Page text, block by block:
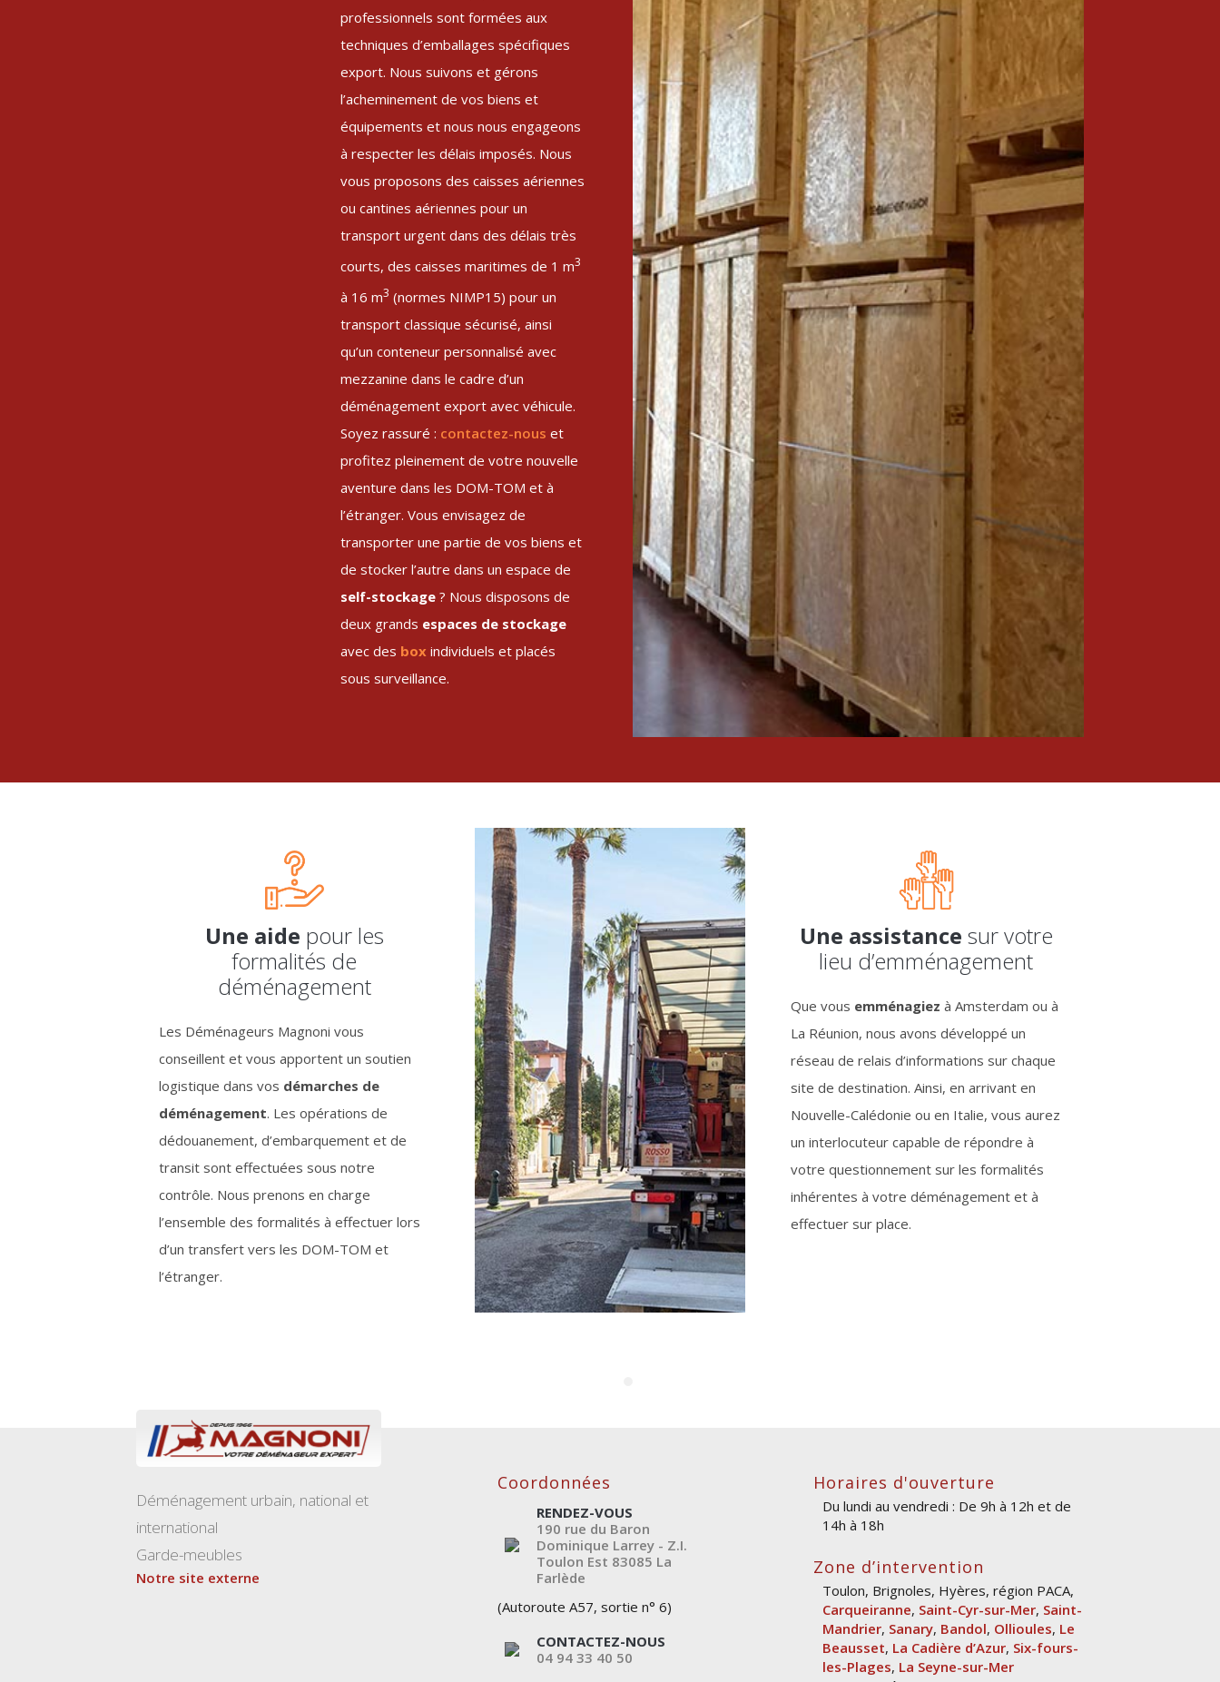
professionnels sont formées aux
techniques d’emballages spécifiques
export. Nous suivons et gérons
l’acheminement de vos biens et
équipements et nous nous engageons
à respecter les délais imposés. Nous
vous proposons des caisses aériennes
ou cantines aériennes pour un
transport urgent dans des délais très
courts, des caisses maritimes de 1 m3
à 16 m3 (normes NIMP15) pour un
transport classique sécurisé, ainsi
qu’un conteneur personnalisé avec
mezzanine dans le cadre d’un
déménagement export avec véhicule.
Soyez rassuré : contactez-nous et
profitez pleinement de votre nouvelle
aventure dans les DOM-TOM et à
l’étranger. Vous envisagez de
transporter une partie de vos biens et
de stocker l’autre dans un espace de
self-stockage ? Nous disposons de
deux grands espaces de stockage
avec des box individuels et placés
sous surveillance.
Une aide pour les
formalités de
déménagement
Les Déménageurs Magnoni vous
conseillent et vous apportent un soutien
logistique dans vos démarches de
déménagement. Les opérations de
dédouanement, d’embarquement et de
transit sont effectuées sous notre
contrôle. Nous prenons en charge
l’ensemble des formalités à effectuer lors
d’un transfert vers les DOM-TOM et
l’étranger.
Une assistance sur votre
lieu d’emménagement
Que vous emménagiez à Amsterdam ou à
La Réunion, nous avons développé un
réseau de relais d’informations sur chaque
site de destination. Ainsi, en arrivant en
Nouvelle-Calédonie ou en Italie, vous aurez
un interlocuteur capable de répondre à
votre questionnement sur les formalités
inhérentes à votre déménagement et à
effectuer sur place.
Déménagement urbain, national et
international
Garde-meubles
Notre site externe
Coordonnées
RENDEZ-VOUS
190 rue du Baron
Dominique Larrey - Z.I.
Toulon Est 83085 La
Farlède
(Autoroute A57, sortie n° 6)
CONTACTEZ-NOUS
04 94 33 40 50
Horaires d'ouverture
Du lundi au vendredi : De 9h à 12h et de
14h à 18h
Zone d’intervention
Toulon, Brignoles, Hyères, région PACA,
Carqueiranne, Saint-Cyr-sur-Mer, Saint-
Mandrier, Sanary, Bandol, Ollioules, Le
Beausset, La Cadière d’Azur, Six-fours-
les-Plages, La Seyne-sur-Mer